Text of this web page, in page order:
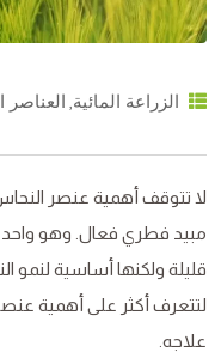
الزراعة المائية العناصر
لا تتوقف أهمية عنصر
مبيد فطري فعال. وهو واحد
قليلة ولكنها أساسية لنمو
لتتعرف أكثر على أهمية
علاجه.